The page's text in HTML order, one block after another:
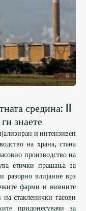
средина: 11
знаете
и интензивен
на храна, стана
производство на
етички прашања за
разорно влијание врз
фарми и нивните
стакленички гасови
придонесувачи за